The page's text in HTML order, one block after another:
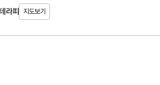
라피 지도보기